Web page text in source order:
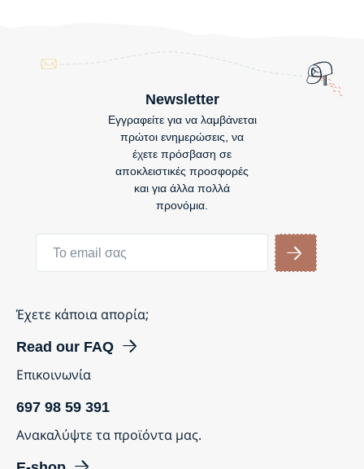
Newsletter
Εγγραφείτε για να λαμβάνεται
πρώτοι ενημερώσεις, να
έχετε πρόσβαση σε
αποκλειστικές προσφορές
και για άλλα πολλά
προνόμια.
Έχετε κάποια απορία;
Read our FAQ
Επικοινωνία
697 98 59 391
Ανακαλύψτε τα προϊόντα μας.